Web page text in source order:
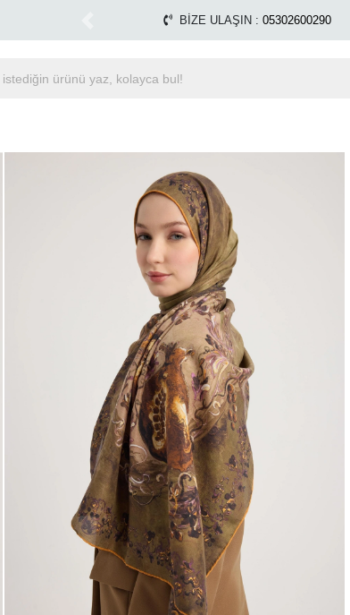
Tüm Alışverişlerinizde Kargo Ücretsiz!
1500 TL ÜZERİ ÜCRETSİZ KARGO